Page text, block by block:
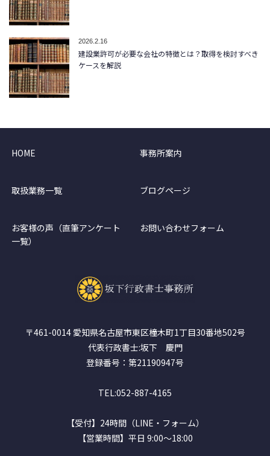
2026.2.16
建設業許可が必要な会社の特徴とは？取得を検討すべき
ケースを解説
HOME 事務所案内
取扱業務一覧 ブログページ
お客様の声（直筆アンケート
一覧）
お問い合わせフォーム
〒461-0014 愛知県名古屋市東区橦木町1丁目30番地502号
代表行政書士:坂下 慶門
登録番号：第21190947号
TEL:052-887-4165
【受付】24時間（LINE・フォーム）
【営業時間】平日 9:00～18:00